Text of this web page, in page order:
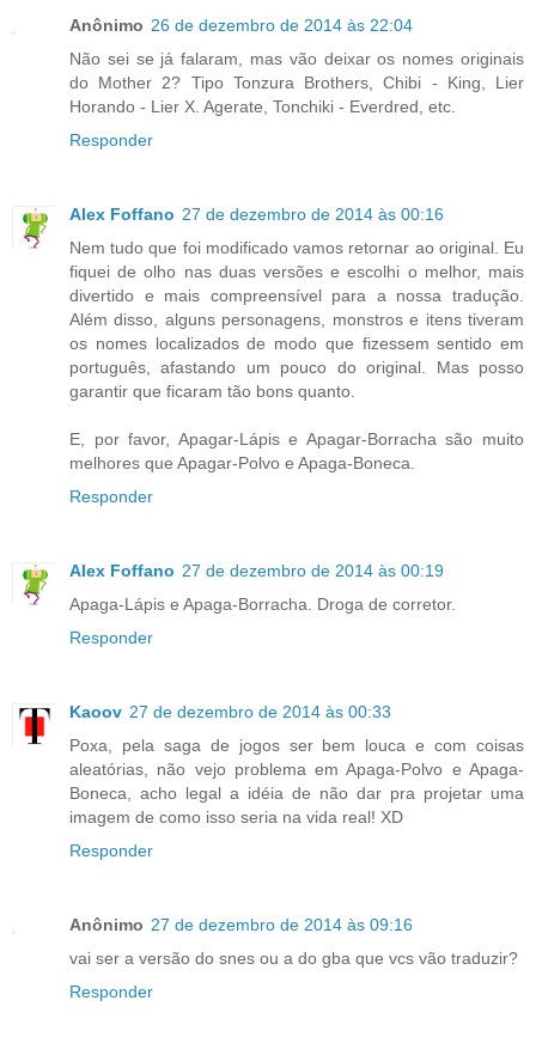
Anônimo 26 de dezembro de 2014 às 22:04
Não sei se já falaram, mas vão deixar os nomes originais
do Mother 2? Tipo Tonzura Brothers, Chibi - King, Lier
Horando - Lier X. Agerate, Tonchiki - Everdred, etc.
Responder
Alex Foffano 27 de dezembro de 2014 às 00:16
Nem tudo que foi modificado vamos retornar ao original. Eu
fiquei de olho nas duas versões e escolhi o melhor, mais
divertido e mais compreensível para a nossa tradução.
Além disso, alguns personagens, monstros e itens tiveram
os nomes localizados de modo que fizessem sentido em
português, afastando um pouco do original. Mas posso
garantir que ficaram tão bons quanto.
E, por favor, Apagar-Lápis e Apagar-Borracha são muito
melhores que Apagar-Polvo e Apaga-Boneca.
Responder
Alex Foffano 27 de dezembro de 2014 às 00:19
Apaga-Lápis e Apaga-Borracha. Droga de corretor.
Responder
Kaoov 27 de dezembro de 2014 às 00:33
Poxa, pela saga de jogos ser bem louca e com coisas
aleatórias, não vejo problema em Apaga-Polvo e Apaga-
Boneca, acho legal a idéia de não dar pra projetar uma
imagem de como isso seria na vida real! XD
Responder
Anônimo 27 de dezembro de 2014 às 09:16
vai ser a versão do snes ou a do gba que vcs vão traduzir?
Responder